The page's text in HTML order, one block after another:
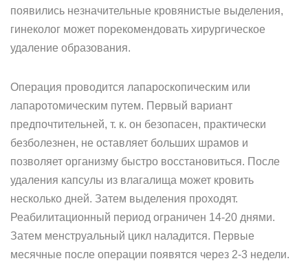
появились незначительные кровянистые выделения,
гинеколог может порекомендовать хирургическое
удаление образования.
Операция проводится лапароскопическим или
лапаротомическим путем. Первый вариант
предпочтительней, т. к. он безопасен, практически
безболезнен, не оставляет больших шрамов и
позволяет организму быстро восстановиться. После
удаления капсулы из влагалища может кровить
несколько дней. Затем выделения проходят.
Реабилитационный период ограничен 14-20 днями.
Затем менструальный цикл наладится. Первые
месячные после операции появятся через 2-3 недели.